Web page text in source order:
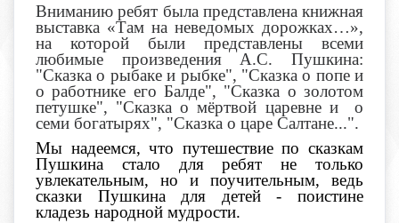
Вниманию ребят была представлена книжная
выставка «Там на неведомых дорожках…»,
на которой были представлены всеми
любимые произведения А.С. Пушкина:
"Сказка о рыбаке и рыбке", "Сказка о попе и
о работнике его Балде", "Сказка о золотом
петушке", "Сказка о мёртвой царевне и о
семи богатырях", "Сказка о царе Салтане...".
Мы надеемся, что путешествие по сказкам
Пушкина стало для ребят не только
увлекательным, но и поучительным, ведь
сказки Пушкина для детей - поистине
кладезь народной мудрости.